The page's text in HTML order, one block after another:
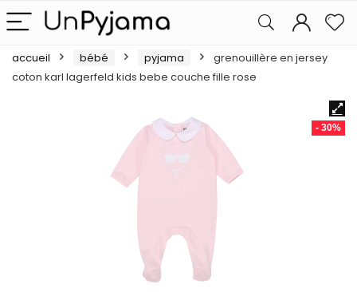
accueil bébé pyjama
grenouillère en jersey
coton karl lagerfeld kids bebe couche fille rose
- 30%